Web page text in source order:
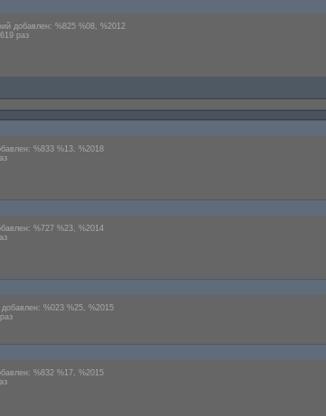
добавлен: %825 %08, %2012
раз
%833 %13, %2018
%727 %23, %2014
%023 %25, %2015
%832 %17, %2015